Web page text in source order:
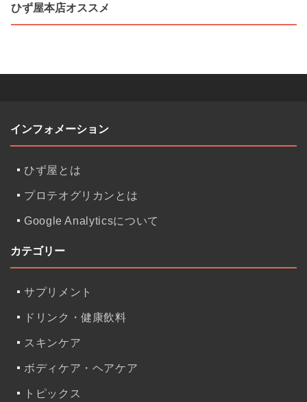
ひず屋本店オススメ
インフォメーション
ひず屋とは
プロテオグリカンとは
Google Analyticsについて
カテゴリー
サプリメント
ドリンク・健康飲料
スキンケア
ボディケア・ヘアケア
トピックス